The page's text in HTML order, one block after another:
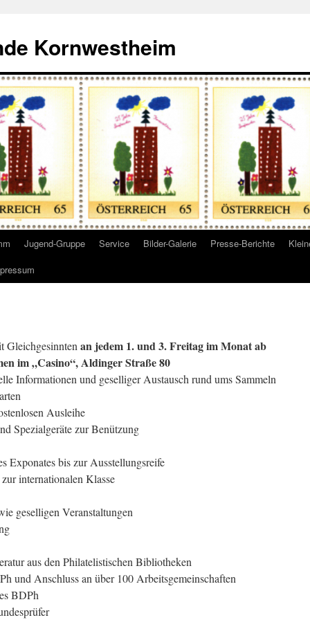
Kornwestheim
Jugend-Gruppe Service Bilder-Galerie Presse-Berichte
Gleichgesinnten an jedem 1. und 3. Freitag im Monat ab
im „Casino“, Aldinger Straße 80
Informationen und geselliger Austausch rund ums Sammeln
Ausleihe
Spezialgeräte zur Benützung
Exponates bis zur Ausstellungsreife
internationalen Klasse
geselligen Veranstaltungen
aus den Philatelistischen Bibliotheken
und Anschluss an über 100 Arbeitsgemeinschaften
BDPh